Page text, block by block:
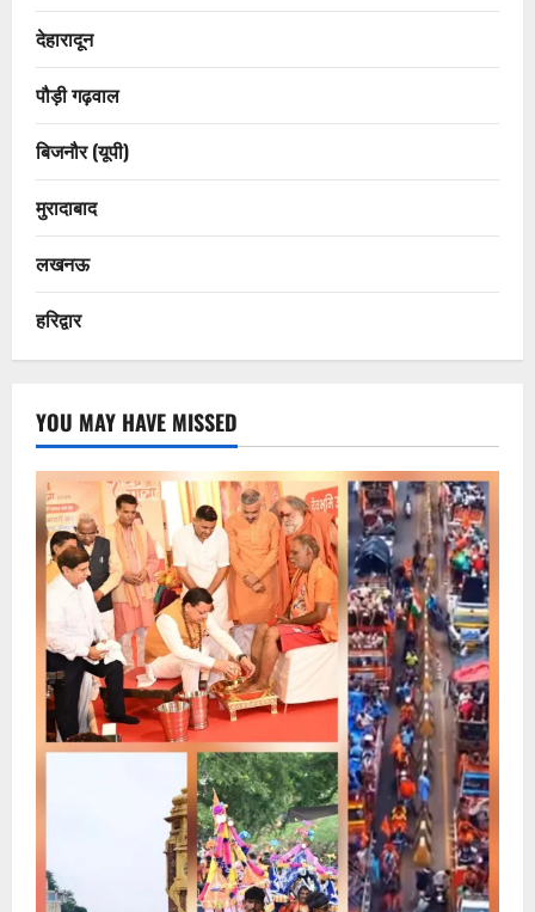
देहारादून
पौड़ी गढ़वाल
बिजनौर (यूपी)
मुरादाबाद
लखनऊ
हरिद्वार
YOU MAY HAVE MISSED